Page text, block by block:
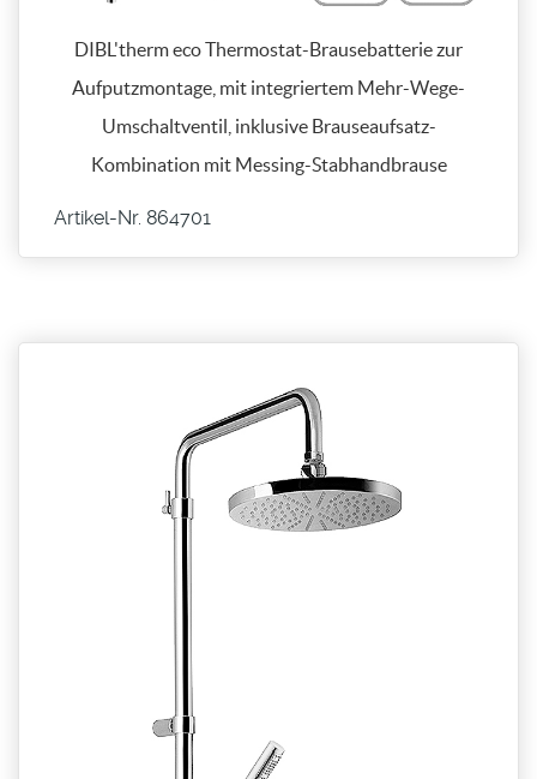
DIBL'therm eco Thermostat-Brausebatterie zur
Aufputzmontage, mit integriertem Mehr-Wege-
Umschaltventil, inklusive Brauseaufsatz-
Kombination mit Messing-Stabhandbrause
Artikel-Nr. 864701